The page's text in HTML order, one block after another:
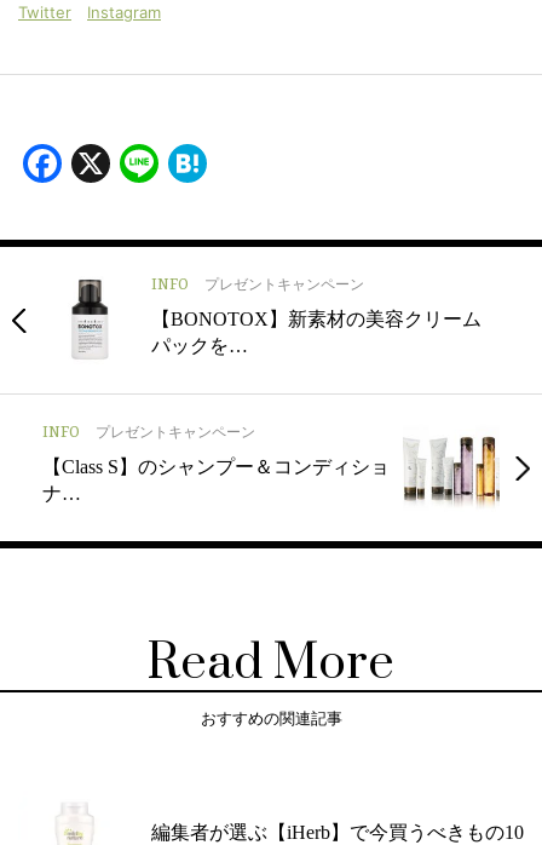
Twitter
Instagram
Facebook
X Line
INFO プレゼントキャンペーン
【BONOTOX】新素材の美容クリーム
パックを…
INFO プレゼントキャンペーン
【Class S】のシャンプー＆コンディショ
ナ…
Read More
おすすめの関連記事
編集者が選ぶ【iHerb】で今買うべきもの10